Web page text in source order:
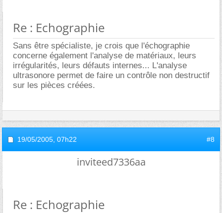
Re : Echographie
Sans être spécialiste, je crois que l'échographie
concerne également l'analyse de matériaux, leurs
irrégularités, leurs défauts internes... L'analyse
ultrasonore permet de faire un contrôle non destructif
sur les pièces créées.
19/05/2005, 07h22 #8
inviteed7336aa
Re : Echographie